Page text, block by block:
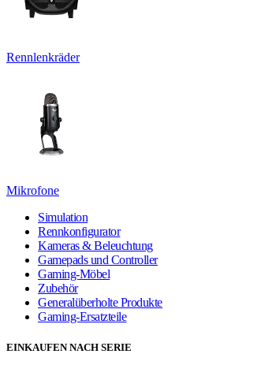
Rennlenkräder
Mikrofone
Simulation
Rennkonfigurator
Kameras & Beleuchtung
Gamepads und Controller
Gaming-Möbel
Zubehör
Generalüberholte Produkte
Gaming-Ersatzteile
EINKAUFEN NACH SERIE